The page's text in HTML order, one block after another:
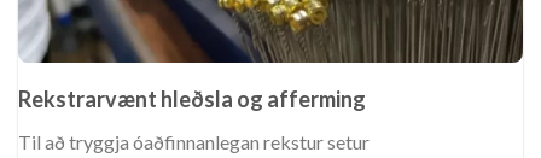
Rekstrarvænt hleðsla og afferming
Til að tryggja óaðfinnanlegan rekstur setur